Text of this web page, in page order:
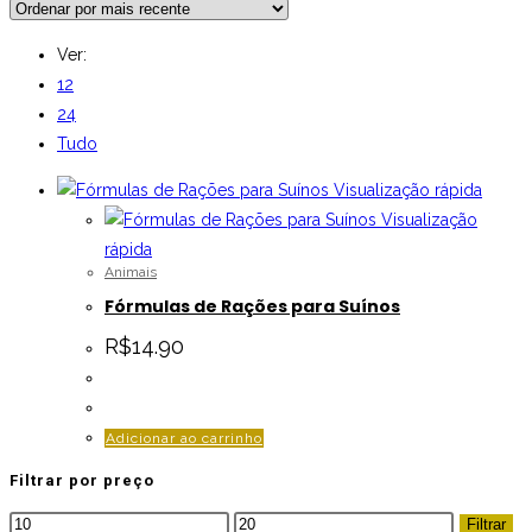
Ver:
12
24
Tudo
Visualização rápida
Visualização
rápida
Animais
Fórmulas de Rações para Suínos
R$14.90
Adicionar ao carrinho
Filtrar por preço
Preço
Preço
Filtrar